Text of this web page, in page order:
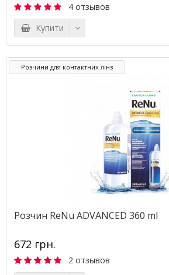
4 отзывов
Купити
Розчини для контактних лінз
Розчин ReNu ADVANCED 360 ml
672 грн.
2 отзывов